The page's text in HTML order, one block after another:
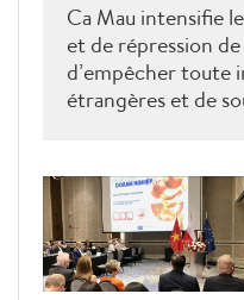
Ca Mau intensifie
et de répression
d’empêcher toute
étrangères et de